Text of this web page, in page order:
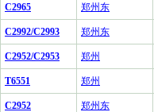
C2965 郑州东
C2992/C2993 郑州东
C2952/C2953 郑州
T6551 郑州
C2952 郑州东